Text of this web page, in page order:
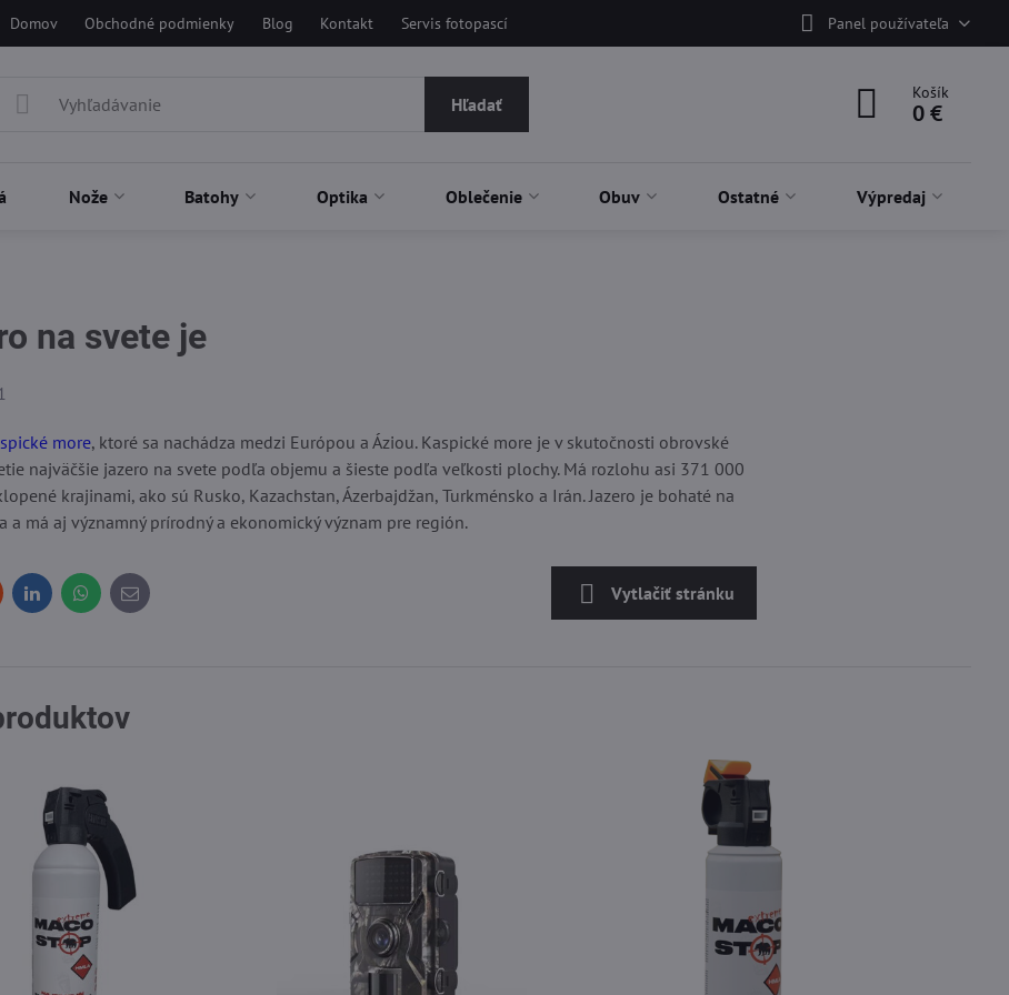
Domov Obchodné podmienky Blog Kontakt Servis fotopascí Panel používateľa
Hľadať
Košík
0 €
Nože Batohy Optika Oblečenie Obuv Ostatné Výpredaj
na svete je
more, ktoré sa nachádza medzi Európou a Áziou. Kaspické more je v skutočnosti obrovské
najväčšie jazero na svete podľa objemu a šieste podľa veľkosti plochy. Má rozlohu asi 371 000
krajinami, ako sú Rusko, Kazachstan, Ázerbajdžan, Turkménsko a Irán. Jazero je bohaté na
a má aj významný prírodný a ekonomický význam pre región.
LinkedInWhatsApp
E-
mail
Vytlačiť stránku